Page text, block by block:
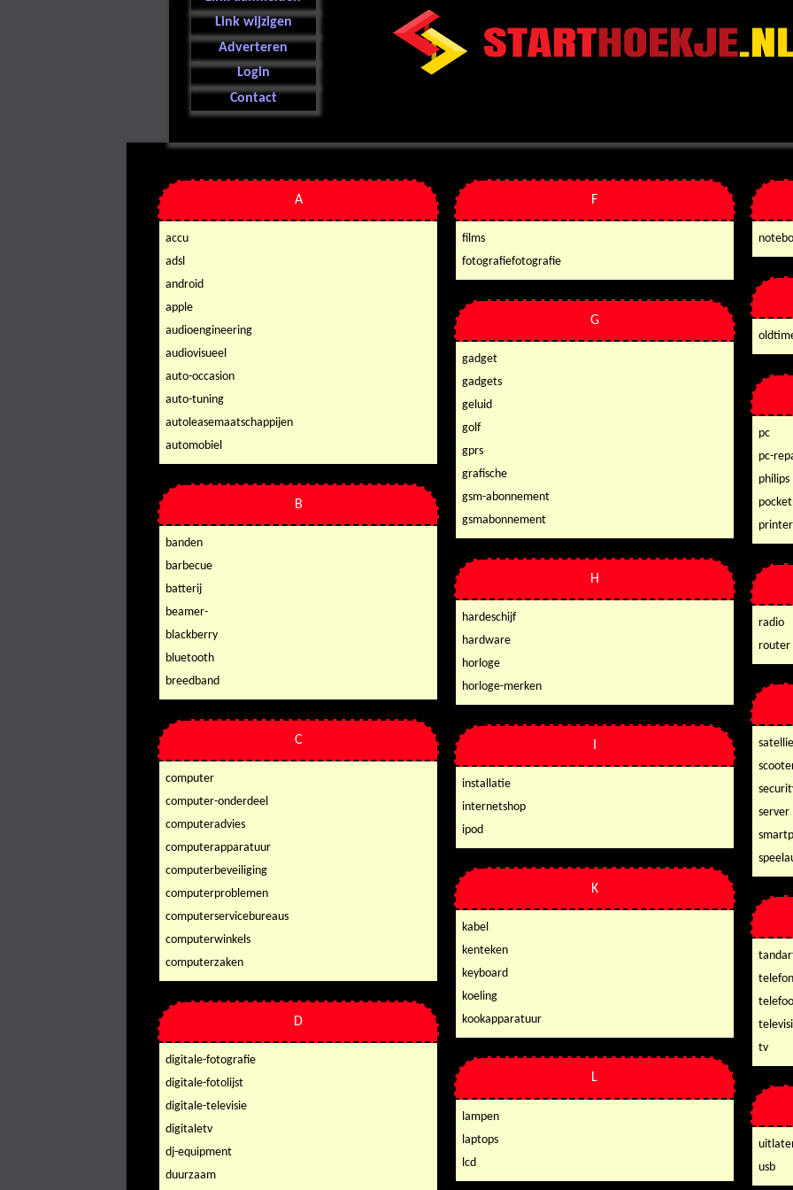
Link wijzigen
Adverteren
Login
Contact
A
accu
adsl
android
apple
audioengineering
audiovisueel
auto-occasion
auto-tuning
autoleasemaatschappijen
automobiel
B
banden
barbecue
batterij
beamer-
blackberry
bluetooth
breedband
C
computer
computer-onderdeel
computeradvies
computerapparatuur
computerbeveiliging
computerproblemen
computerservicebureaus
computerwinkels
computerzaken
D
digitale-fotografie
digitale-fotolijst
digitale-televisie
digitaletv
dj-equipment
duurzaam
F
films
fotografiefotografie
G
gadget
gadgets
geluid
golf
gprs
grafische
gsm-abonnement
gsmabonnement
H
hardeschijf
hardware
horloge
horloge-merken
installatie
internetshop
ipod
K
kabel
kenteken
keyboard
koeling
kookapparatuur
L
lampen
laptops
lcd
pc
pc-
philips
printer
radio
router
server
tv
usb